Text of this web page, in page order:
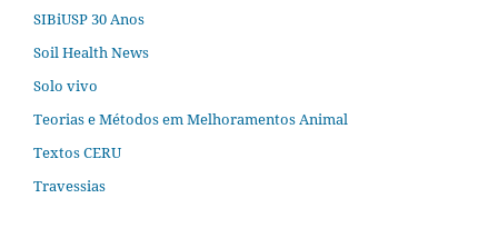
SIBiUSP 30 Anos
Soil Health News
Solo vivo
Teorias e Métodos em Melhoramentos Animal
Textos CERU
Travessias